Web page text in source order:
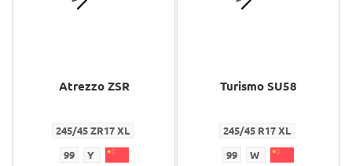
Atrezzo ZSR
245/45 ZR17 XL
99 Y
Turismo SU58
245/45 R17 XL
99 W